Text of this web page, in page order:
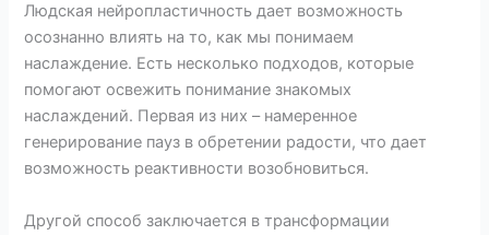
Людская нейропластичность дает возможность
осознанно влиять на то, как мы понимаем
наслаждение. Есть несколько подходов, которые
помогают освежить понимание знакомых
наслаждений. Первая из них – намеренное
генерирование пауз в обретении радости, что дает
возможность реактивности возобновиться.
Другой способ заключается в трансформации